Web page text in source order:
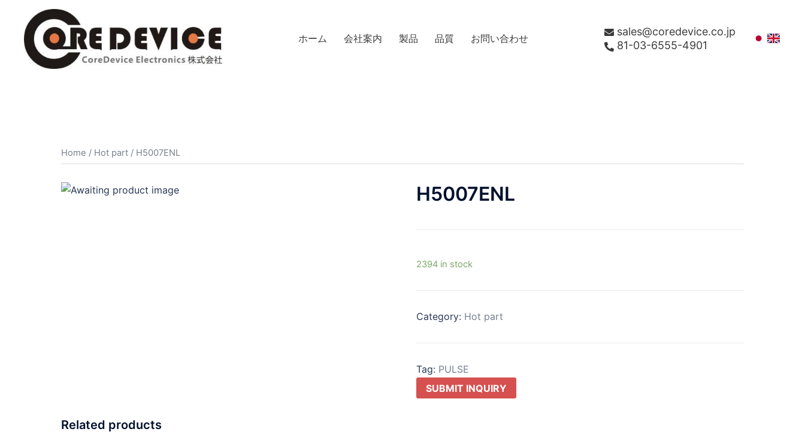
ホーム 会社案内 製品 品質 お問い合わせ
sales@coredevice.co.jp
81-03-6555-4901
Home / Hot part / H5007ENL
H5007ENL
2394 in stock
Category: Hot part
Tag: PULSE
SUBMIT INQUIRY
Related products